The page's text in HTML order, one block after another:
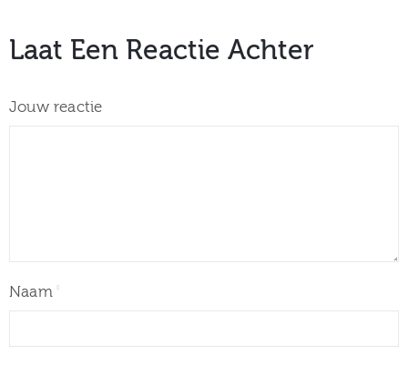
Laat Een Reactie Achter
Jouw reactie
Naam